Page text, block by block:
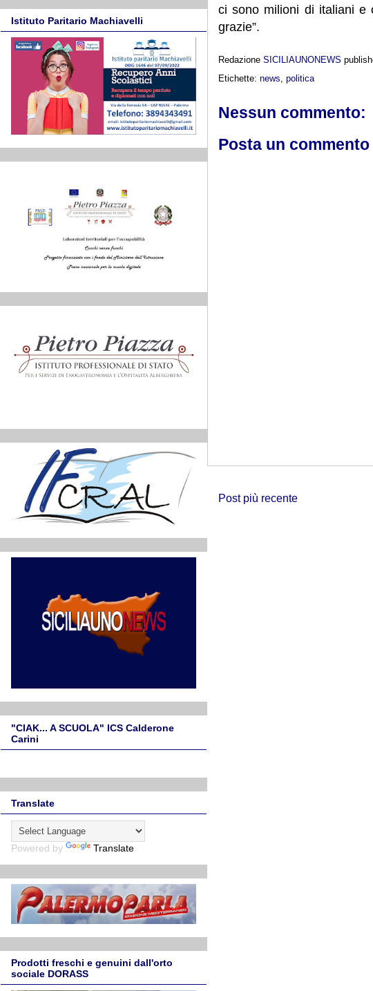
ci sono milioni di italiani e
grazie”.
Redazione SICILIAUNONEWS
Etichette: news politica
Nessun commento:
Posta un commento
Post più recente
Istituto Paritario Machiavelli
"CIAK... A SCUOLA" ICS Calderone
Carini
Translate
Powered by Translate
Prodotti freschi e genuini dall'orto
sociale DORASS